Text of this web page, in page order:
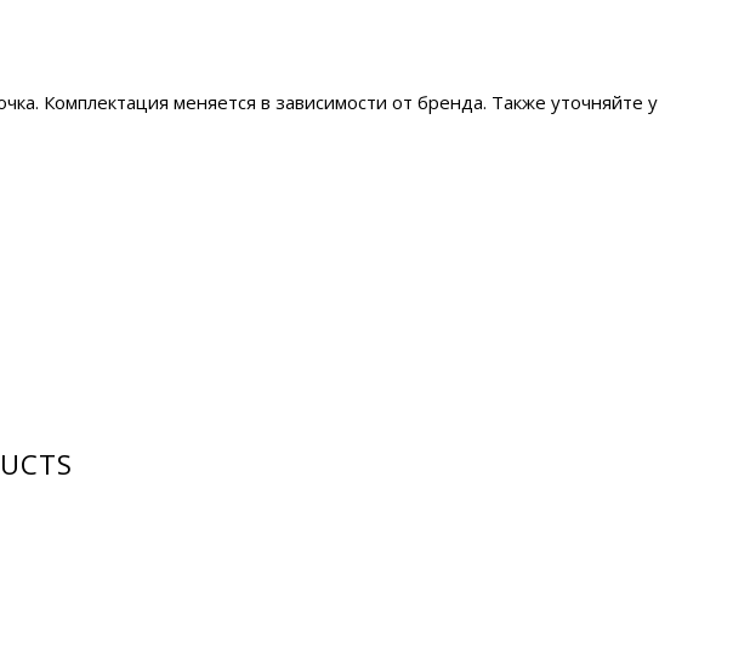
Комплектация меняется в зависимости от бренда. Также уточняйте у